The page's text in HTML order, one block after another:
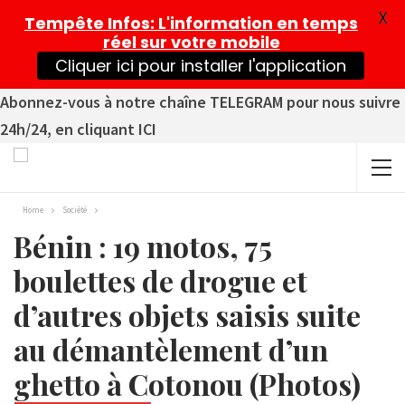
Abonnez-vous à notre chaîne TELEGRAM pour nous suivre
24h/24, en cliquant ICI
Home Société
Bénin : 19 motos, 75
boulettes de drogue et
d’autres objets saisis suite
au démantèlement d’un
ghetto à Cotonou (Photos)
Tempête Infos: L'information en temps
réel sur votre mobile
Cliquer ici pour installer l'application
X